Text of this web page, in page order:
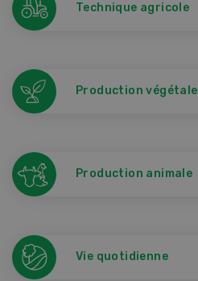
Technique agricole
Production végétale
Production animale
Vie quotidienne